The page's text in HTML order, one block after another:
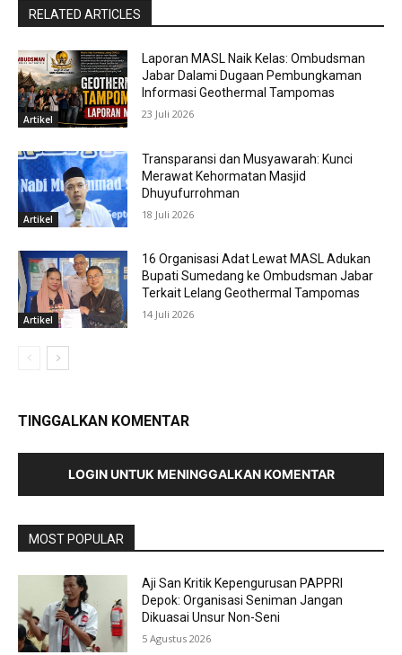
RELATED ARTICLES
Artikel
Laporan MASL Naik Kelas: Ombudsman
Jabar Dalami Dugaan Pembungkaman
Informasi Geothermal Tampomas
23 Juli 2026
Artikel
Transparansi dan Musyawarah: Kunci
Merawat Kehormatan Masjid
Dhuyufurrohman
18 Juli 2026
Artikel
16 Organisasi Adat Lewat MASL Adukan
Bupati Sumedang ke Ombudsman Jabar
Terkait Lelang Geothermal Tampomas
14 Juli 2026
TINGGALKAN KOMENTAR
LOGIN UNTUK MENINGGALKAN KOMENTAR
MOST POPULAR
Aji San Kritik Kepengurusan PAPPRI
Depok: Organisasi Seniman Jangan
Dikuasai Unsur Non-Seni
5 Agustus 2026